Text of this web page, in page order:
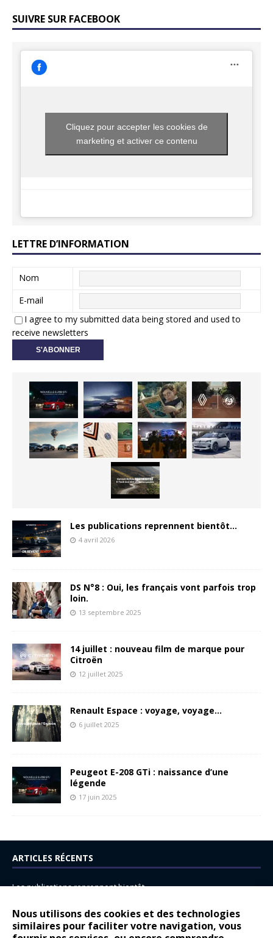
Nous utilisons des cookies et des technologies
similaires pour faciliter votre navigation, vous
SUIVRE SUR FACEBOOK
Cliquez pour accepter les cookies de
marketing et activer ce contenu
LETTRE D’INFORMATION
Nom
E-mail
I agree to my submitted data being stored and used to
receive newsletters
Les publications reprennent bientôt…
4 avril 2026
DS N°8 : Oui, les français vont parfois trop
loin.
13 septembre 2025
14 juillet : nouveau film de marque pour
Citroën
12 juillet 2025
Renault Espace : voyage, voyage…
6 juillet 2025
Peugeot E-208 GTi : naissance d’une
légende
17 juin 2025
ARTICLES RÉCENTS
Les publications reprennent bientôt…
14 juillet : nouveau film de marque pour Citroën